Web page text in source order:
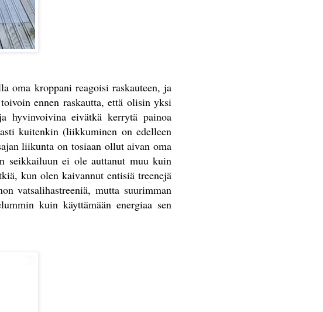
oma kroppani reagoisi raskauteen, ja
ennen raskautta, että olisin yksi
hyvinvoivina eivätkä kerrytä painoa
kuitenkin (liikkuminen on edelleen
liikunta on tosiaan ollut aivan oma
seikkailuun ei ole auttanut muu kuin
kun olen kaivannut entisiä treenejä
vatsalihastreeniä, mutta suurimman
kuin käyttämään energiaa sen